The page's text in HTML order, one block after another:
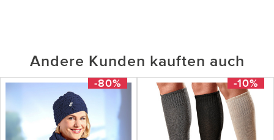
Andere Kunden kauften auch
-80% -10%